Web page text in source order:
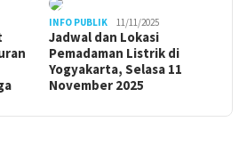
INFO PUBLIK 11/11/2025
Jadwal dan Lokasi
Pemadaman Listrik di
Yogyakarta, Selasa 11
November 2025